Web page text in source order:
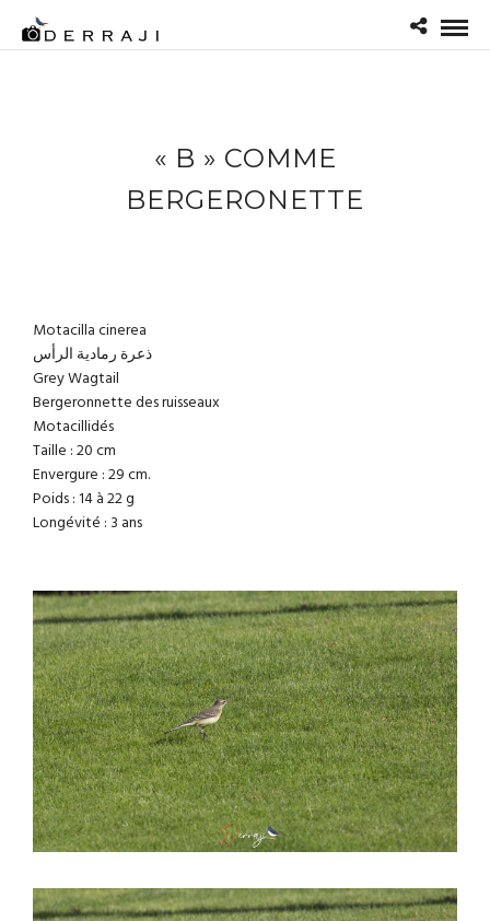
« B » COMME
BERGERONETTE
Motacilla cinerea
ذعرة رمادية الرأس
Grey Wagtail
Bergeronnette des ruisseaux
Motacillidés
Taille : 20 cm
Envergure : 29 cm.
Poids : 14 à 22 g
Longévité : 3 ans